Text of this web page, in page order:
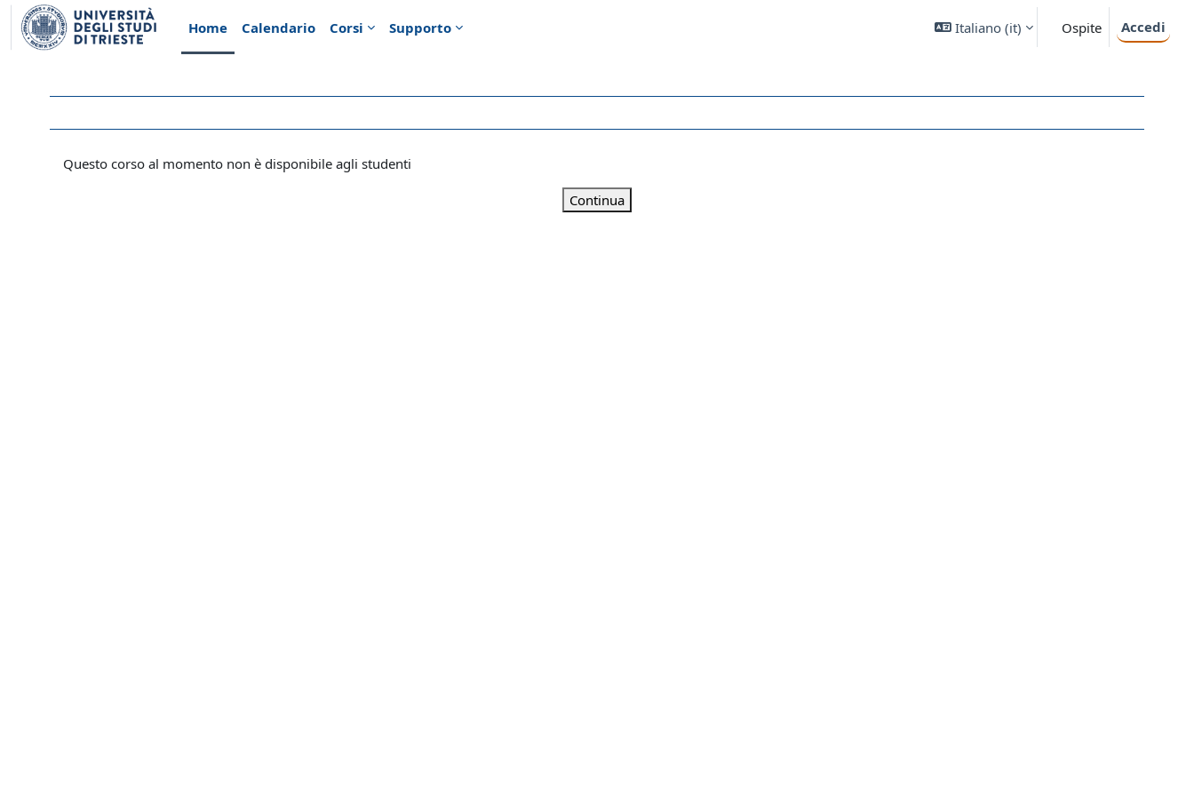
Vai al contenuto principale
Home
Calendario Corsi Supporto Italiano ‎(it)‎ Ospite Accedi
Questo corso al momento non è disponibile agli studenti
Continua